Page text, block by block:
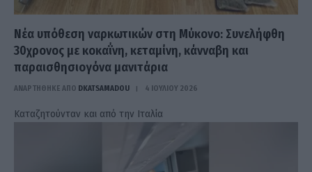
Νέα υπόθεση ναρκωτικών στη Μύκονο: Συνελήφθη
30χρονος με κοκαΐνη, κεταμίνη, κάνναβη και
παραισθησιογόνα μανιτάρια
ΑΝΑΡΤΗΘΗΚΕ ΑΠΟ DKATSAMADOU 4 ΙΟΥΛΊΟΥ 2026
Καταζητούνταν και από την Ιταλία